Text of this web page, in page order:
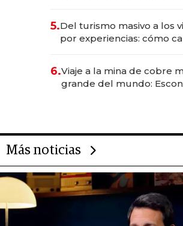
transformadoras
5.Del turismo masivo a los
por experiencias: cómo
6.Viaje a la mina de cobre
grande del mundo:
Más noticias